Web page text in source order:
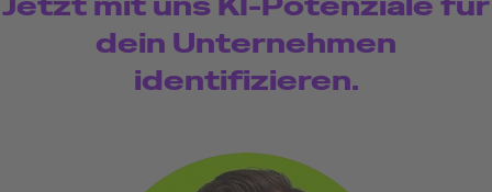
dein Unternehmen
identifizieren.